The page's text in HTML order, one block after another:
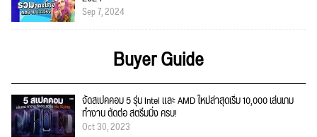
Sep 7, 2024
Buyer Guide
จัดสเปคคอม 5 รุ่น Intel และ AMD ใหม่ล่าสุดเริ่ม 10,000 เล่นเกม
ทำงาน ตัดต่อ สตรีมมิ่ง ครบ!
Oct 30, 2023